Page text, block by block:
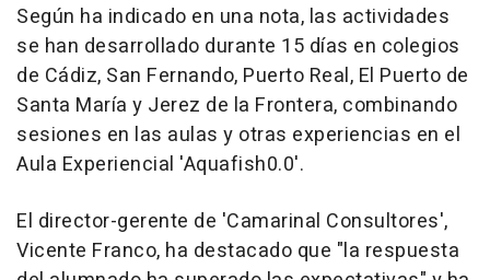
Según ha indicado en una nota, las actividades
se han desarrollado durante 15 días en colegios
de Cádiz, San Fernando, Puerto Real, El Puerto de
Santa María y Jerez de la Frontera, combinando
sesiones en las aulas y otras experiencias en el
Aula Experiencial 'Aquafish0.0'.
El director-gerente de 'Camarinal Consultores',
Vicente Franco, ha destacado que "la respuesta